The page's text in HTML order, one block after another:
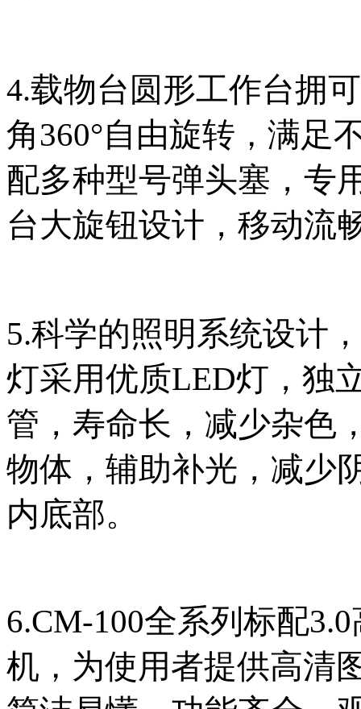
4.载物台圆形工作台拥
角360°自由旋转 ， 满足
配多种型号弹头塞，专
台大旋钮设计，移动流
5.科学的照明系统设计
灯采用优质LED灯， 独
管，寿命长 ，减少杂色
物体，辅助补光，减少
内底部。
6.CM-100全系列标配
机 ， 为使用者提供高清